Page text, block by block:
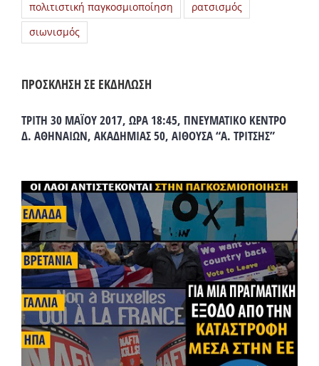
πολιτιστική παγκοσμιοποίηση
ρατσισμός
σιωνισμός
ΠΡΟΣΚΛΗΣΗ ΣΕ ΕΚΔΗΛΩΣΗ
ΤΡΙΤΗ 30 ΜΑΪΟΥ 2017, ΩΡΑ 18:45, ΠΝΕΥΜΑΤΙΚΟ ΚΕΝΤΡΟ
Δ. ΑΘΗΝΑΙΩΝ, ΑΚΑΔΗΜΙΑΣ 50, ΑΙΘΟΥΣΑ “Α. ΤΡΙΤΣΗΣ”